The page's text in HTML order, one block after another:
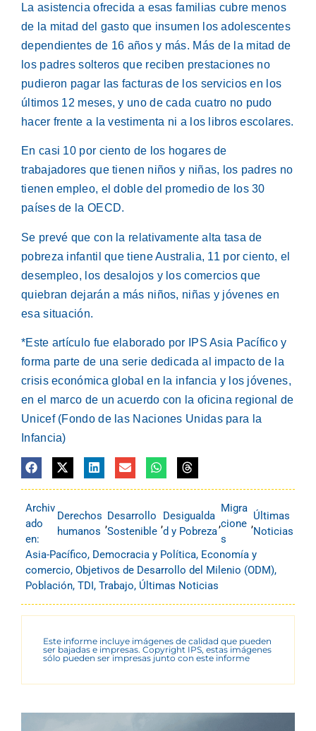
La asistencia ofrecida a esas familias cubre menos
de la mitad del gasto que insumen los adolescentes
dependientes de 16 años y más. Más de la mitad de
los padres solteros que reciben prestaciones no
pudieron pagar las facturas de los servicios en los
últimos 12 meses, y uno de cada cuatro no pudo
hacer frente a la vestimenta ni a los libros escolares.
En casi 10 por ciento de los hogares de
trabajadores que tienen niños y niñas, los padres no
tienen empleo, el doble del promedio de los 30
países de la OECD.
Se prevé que con la relativamente alta tasa de
pobreza infantil que tiene Australia, 11 por ciento, el
desempleo, los desalojos y los comercios que
quiebran dejarán a más niños, niñas y jóvenes en
esa situación.
*Este artículo fue elaborado por IPS Asia Pacífico y
forma parte de una serie dedicada al impacto de la
crisis económica global en la infancia y los jóvenes,
en el marco de un acuerdo con la oficina regional de
Unicef (Fondo de las Naciones Unidas para la
Infancia)
Archiv
ado
en:
Derechos
humanos
,
Desarrollo
Sostenible
,
Desigualda
d y Pobreza
,
Migra
cione
s
,
Últimas
Noticias
Asia-Pacífico, Democracia y Política, Economía y
comercio, Objetivos de Desarrollo del Milenio (ODM),
Población, TDI, Trabajo, Últimas Noticias
Este informe incluye imágenes de calidad que pueden
ser bajadas e impresas. Copyright IPS, estas imágenes
sólo pueden ser impresas junto con este informe